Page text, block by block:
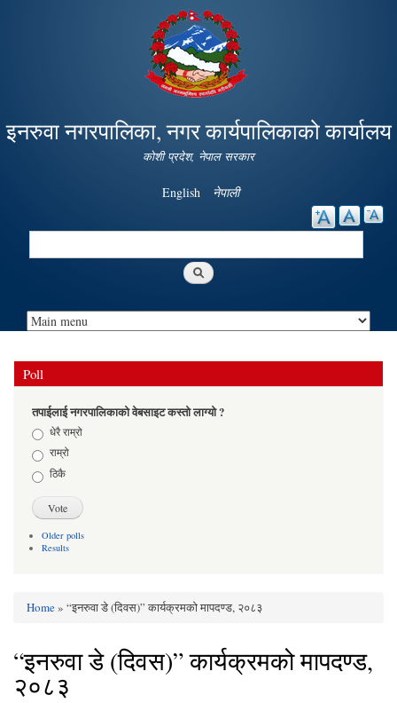
Skip to
main
content
इनरुवा नगरपालिका, नगर कार्यपालिकाको कार्यालय
कोशी प्रदेश, नेपाल सरकार
English नेपाली
Search
Poll
तपाईलाई नगरपालिकाको वेबसाइट कस्तो लाग्यो ?
Choicesधेरै राम्रो
राम्रो
ठिकै
Older polls
Results
You are here
Home» “इनरुवा डे (दिवस)” कार्यक्रमको मापदण्ड, २०८३
“इनरुवा डे (दिवस)” कार्यक्रमको मापदण्ड,
२०८३